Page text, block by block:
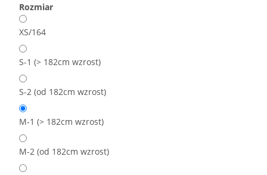
Rozmiar
XS/164
S-1 (> 182cm wzrost)
S-2 (od 182cm wzrost)
M-1 (> 182cm wzrost)
M-2 (od 182cm wzrost)